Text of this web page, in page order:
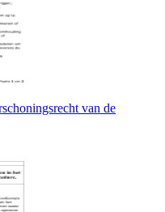
van de